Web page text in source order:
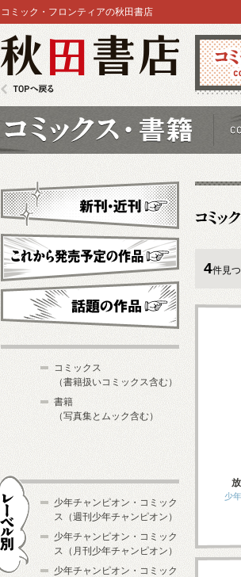
コミック
コミック・フロンティアの秋田書店
4件見
少
新刊・近刊
これから発売予定
コミックス
（書籍扱いコミックス含む）
書籍
（写真集とムック含む）
少年チャンピオン・コミック
ス（週刊少年チャンピオン）
少年チャンピオン・コミック
ス（月刊少年チャンピオン）
少年チャンピオン・コミック